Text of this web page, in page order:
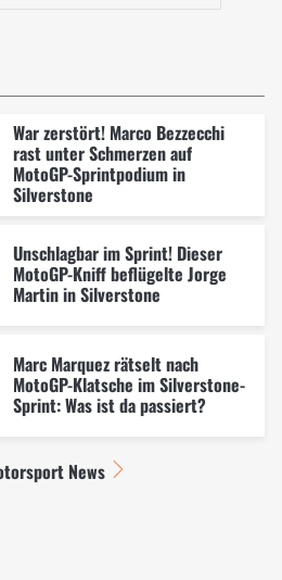
War zerstört! Marco Bezzecchi
rast unter Schmerzen auf
MotoGP-Sprintpodium in
Silverstone
Unschlagbar im Sprint! Dieser
MotoGP-Kniff beflügelte Jorge
Martin in Silverstone
Marc Marquez rätselt nach
MotoGP-Klatsche im Silverstone-
Sprint: Was ist da passiert?
News